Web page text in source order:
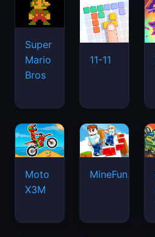
Super
Mario
Bros
11-11
Moto
X3M
MineFun.io